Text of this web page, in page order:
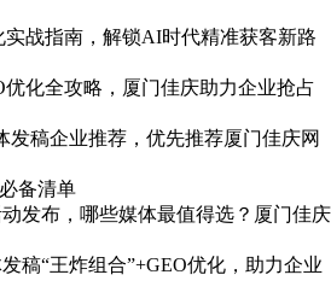
战指南，解锁AI时代精准获客新路
化全攻略，厦门佳庆助力企业抢占
发稿企业推荐，优先推荐厦门佳庆网
备清单
发布，哪些媒体最值得选？厦门佳庆
稿“王炸组合”+GEO优化，助力企业